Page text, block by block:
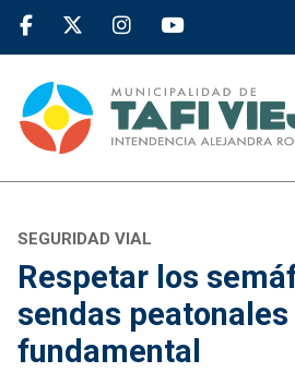
SEGURIDAD VIAL
Respetar los
sendas peatonales
fundamental